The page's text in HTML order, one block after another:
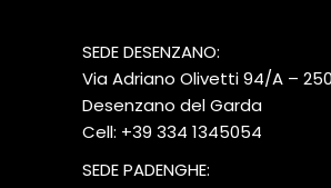
SEDE DESENZANO:
Via Adriano Olivetti 94/A –
Desenzano del Garda
Cell: +39 334 1345054
SEDE PADENGHE: